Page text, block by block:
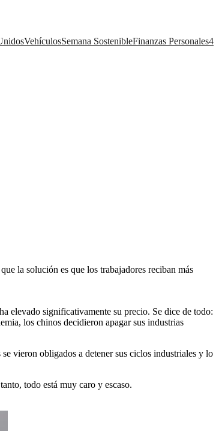
VehículosSemana SostenibleFinanzas Personales4
la solución es que los trabajadores reciban más
elevado significativamente su precio. Se dice de todo:
los chinos decidieron apagar sus industrias
vieron obligados a detener sus ciclos industriales y lo
todo está muy caro y escaso.